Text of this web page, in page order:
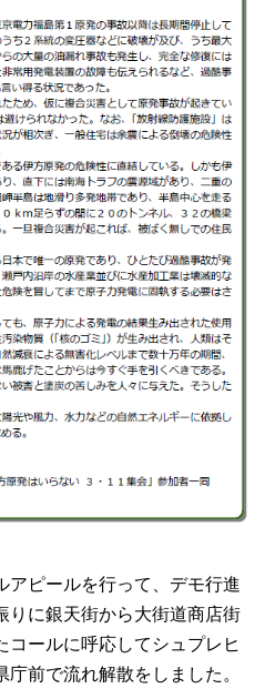
ピールを行って、デモ行進
りに銀天街から大街道商店街
コールに呼応してシュプレヒ
前で流れ解散をしました。